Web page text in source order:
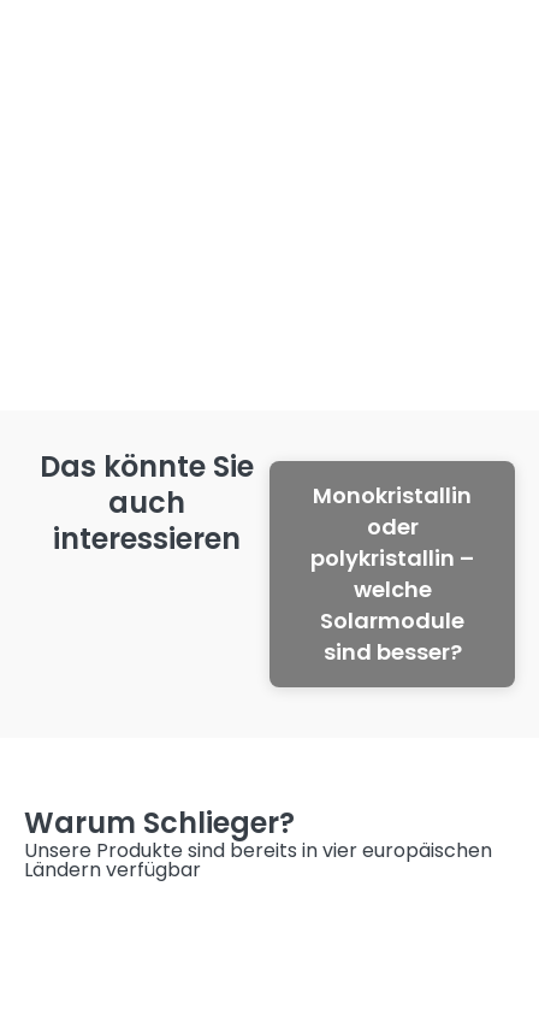
Das könnte Sie
auch
interessieren
Monokristallin
oder
polykristallin –
welche
Solarmodule
sind besser?
Warum Schlieger?
Unsere Produkte sind bereits in vier europäischen
Ländern verfügbar